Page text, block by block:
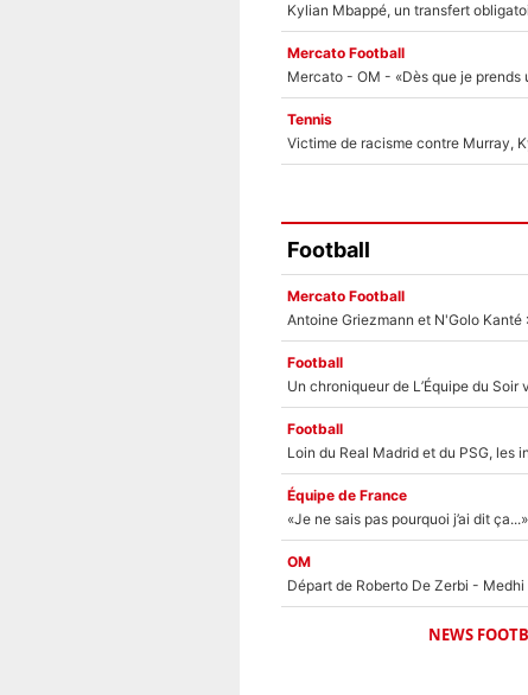
Kylian Mbappé, un transfert
Mercato Football
Tennis
Football
Mercato Football
Football
Football
Équipe de France
OM
NEWS